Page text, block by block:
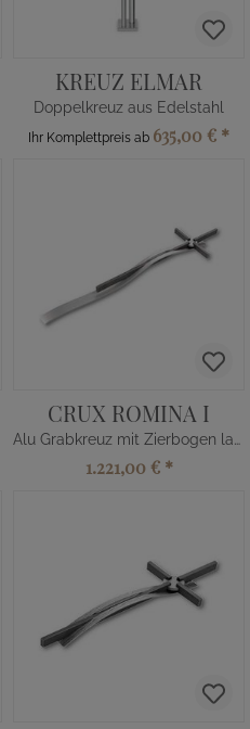
KREUZ ELMAR
Doppelkreuz aus Edelstahl
Ihr Komplettpreis ab 635,00 € *
CRUX ROMINA I
Alu Grabkreuz mit Zierbogen lang
1.221,00 € *